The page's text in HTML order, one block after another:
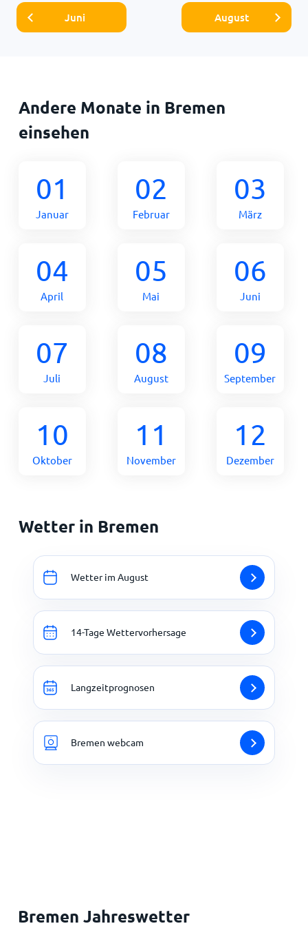
Juni August
Andere Monate in Bremen
einsehen
01
Januar
02
Februar
03
März
04
April
05
Mai
06
Juni
07
Juli
08
August
09
September
10
Oktober
11
November
12
Dezember
Wetter in Bremen
Wetter im August
14-Tage Wettervorhersage
Langzeitprognosen
Bremen webcam
Bremen Jahreswetter